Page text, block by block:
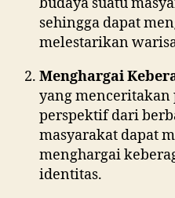
sehingga dapat
melestarikan
Menghargai
yang menceritakan
perspektif dari
masyarakat dapat
menghargai
identitas.